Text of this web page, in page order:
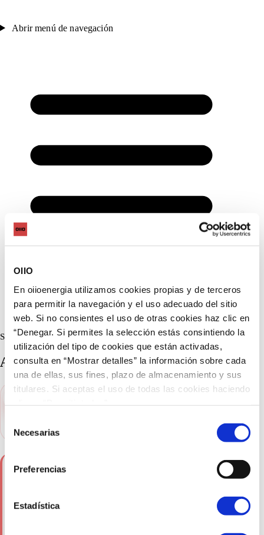
OIIO
En oiioenergia utilizamos cookies propias y de terceros
para permitir la navegación y el uso adecuado del sitio
web. Si no consientes el uso de otras cookies haz clic en
“Denegar. Si permites la selección estás consintiendo la
utilización del tipo de cookies que están activadas,
consulta en “Mostrar detalles” la información sobre cada
una de ellas, sus fines, plazo de almacenamiento y sus
titulares. Si aceptas el uso de todas las cookies haciendo
Necesarias
Preferencias
Estadística
Abrir menú de navegación
Servicios
Asesor energético digital
Pensado para particulares, autónomos y pequeñas
eléctrica con recomendaciones claras,